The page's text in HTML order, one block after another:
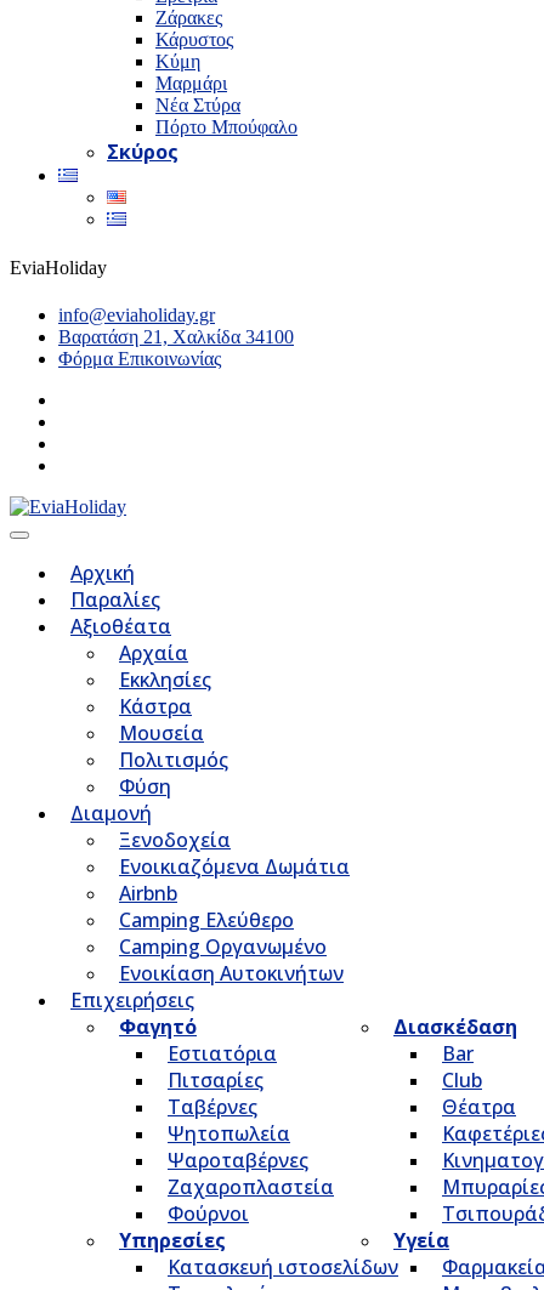
Ζάρακες
Κάρυστος
Κύμη
Μαρμάρι
Νέα Στύρα
Πόρτο Μπούφαλο
Σκύρος
EviaHoliday
info@eviaholiday.gr
Βαρατάση 21, Χαλκίδα 34100
Φόρμα Επικοινωνίας
Αρχική
Παραλίες
Αξιοθέατα
Αρχαία
Εκκλησίες
Κάστρα
Μουσεία
Πολιτισμός
Φύση
Διαμονή
Ξενοδοχεία
Ενοικιαζόμενα Δωμάτια
Airbnb
Camping Ελεύθερο
Camping Οργανωμένο
Ενοικίαση Αυτοκινήτων
Επιχειρήσεις
Φαγητό
Εστιατόρια
Πιτσαρίες
Ταβέρνες
Ψητοπωλεία
Ψαροταβέρνες
Ζαχαροπλαστεία
Φούρνοι
Διασκέδαση
Bar
Club
Θέατρα
Υπηρεσίες
Κατασκευή ιστοσελίδων
Υγεία